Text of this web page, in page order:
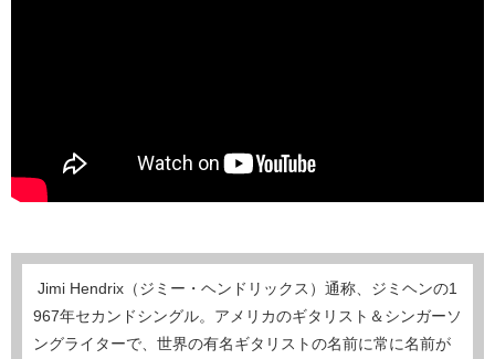
Jimi Hendrix（ジミー・ヘンドリックス）通称、ジミヘンの1
967年セカンドシングル。アメリカのギタリスト＆シンガーソ
ングライターで、世界の有名ギタリストの名前に常に名前が